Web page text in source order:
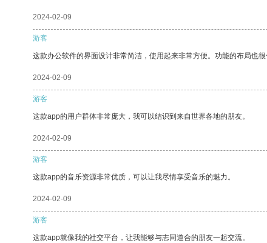
2024-02-09
游客
这款办公软件的界面设计非常简洁，使用起来非常方便。功能的布局也很
2024-02-09
游客
这款app的用户群体非常庞大，我可以结识到来自世界各地的朋友。
2024-02-09
游客
这款app的音乐资源非常优质，可以让我尽情享受音乐的魅力。
2024-02-09
游客
这款app就像我的社交平台，让我能够与志同道合的朋友一起交流。